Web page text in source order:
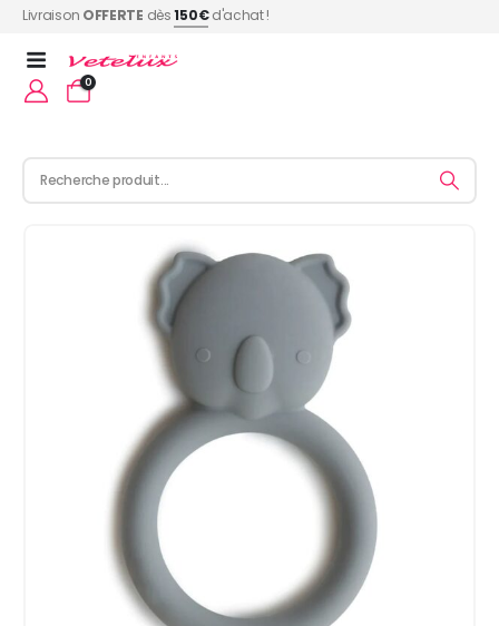
Livraison OFFERTE dès150€d'achat !
0